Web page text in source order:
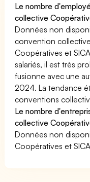
Le nombre
collective
Données non
convention
Coopératives et
salariés, il est très
fusionne avec une
2024. La tendance
conventions
Le nombre
collective
Données non
Coopératives et